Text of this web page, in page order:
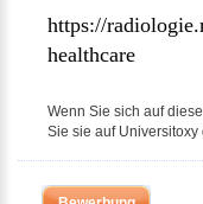
https://
healthcare
Wenn Sie sich auf
Sie sie auf